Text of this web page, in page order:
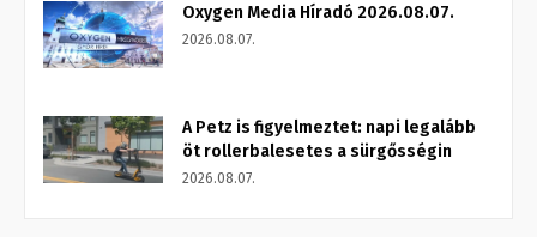
Oxygen Media Híradó 2026.08.07.
2026.08.07.
A Petz is figyelmeztet: napi legalább
öt rollerbalesetes a sürgősségin
2026.08.07.